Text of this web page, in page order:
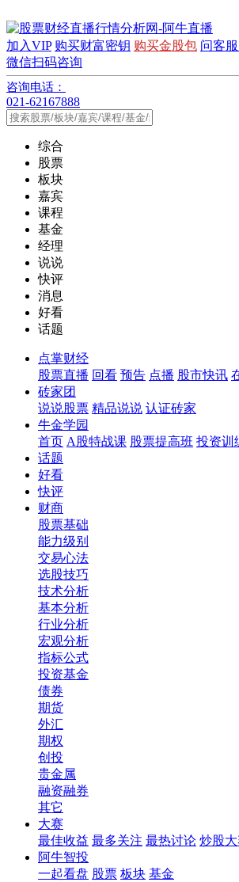
加入VIP 购买财富密钥 购买金股包 问客服
微信扫码咨询
咨询电话：
021-62167888
综合
股票
板块
嘉宾
课程
基金
经理
说说
快评
消息
好看
话题
点掌财经
股票直播 回看 预告 点播 股市快讯
砖家团
说说股票 精品说说 认证砖家
牛金学园
首页 A股特战课 股票提高班 投资训
话题
好看
快评
财商
股票基础
能力级别
交易心法
选股技巧
技术分析
基本分析
行业分析
宏观分析
指标公式
投资基金
债券
期货
外汇
期权
创投
贵金属
融资融券
其它
大赛
最佳收益 最多关注 最热讨论 炒股
阿牛智投
一起看盘 股票 板块 基金